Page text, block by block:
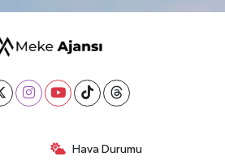
Hava Durumu